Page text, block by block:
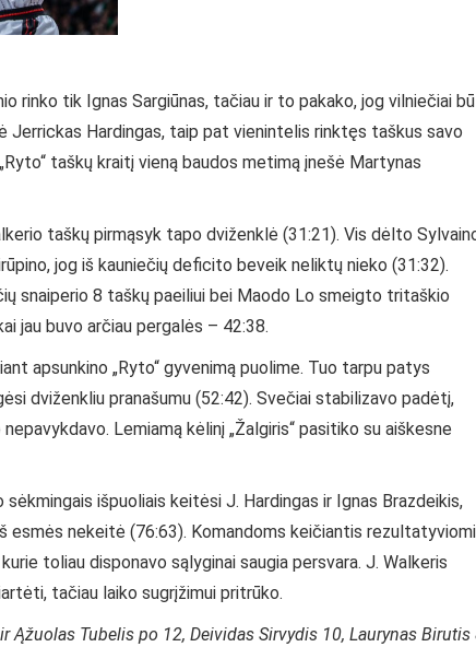
rinko tik Ignas Sargiūnas, tačiau ir to pakako, jog vilniečiai
Hardingas, taip pat vienintelis rinktęs taškus savo
taškų kraitį vieną baudos metimą įnešė Martynas
taškų pirmąsyk tapo dviženklė (31:21). Vis dėlto
jog iš kauniečių deficito beveik neliktų nieko (31:32).
snaiperio 8 taškų paeiliui bei Maodo Lo smeigto tritaškio
jau buvo arčiau pergalės – 42:38.
apsunkino „Ryto“ gyvenimą puolime. Tuo tarpu patys
dviženkliu pranašumu (52:42). Svečiai stabilizavo padėtį,
Lemiamą kėlinį „Žalgiris“ pasitiko su aiškesne
išpuoliais keitėsi J. Hardingas ir Ignas Brazdeikis,
esmės nekeitė (76:63). Komandoms keičiantis
toliau disponavo sąlyginai saugia persvara. J. Walkeris
tačiau laiko sugrįžimui pritrūko.
Ąžuolas Tubelis po 12, Deividas Sirvydis 10, Laurynas Birutis